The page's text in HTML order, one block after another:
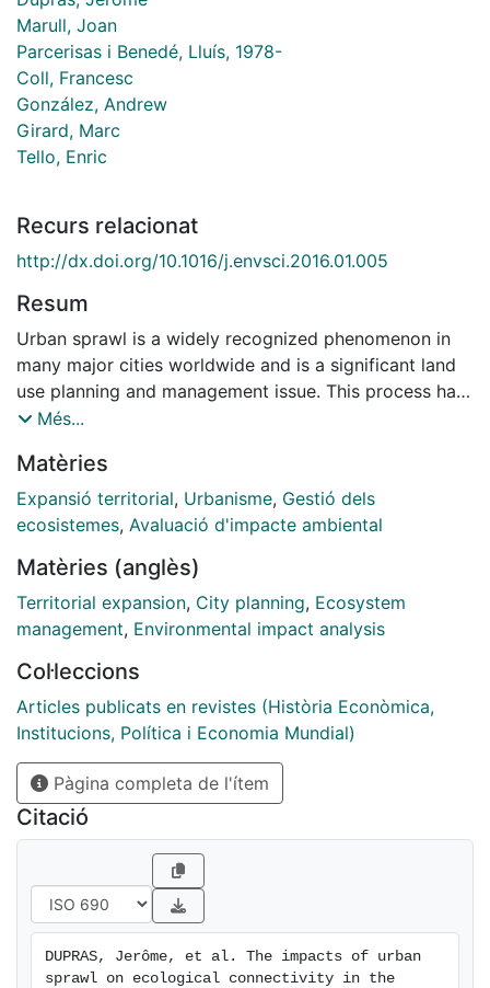
Marull, Joan
Parcerisas i Benedé, Lluís, 1978-
Coll, Francesc
González, Andrew
Girard, Marc
Tello, Enric
Recurs relacionat
http://dx.doi.org/10.1016/j.envsci.2016.01.005
Resum
Urban sprawl is a widely recognized phenomenon in
many major cities worldwide and is a significant land
use planning and management issue. This process has
many impacts on the ecological function and structure
of urban sprawl on the ecological patterns and
processes in the Montreal Metropolitan Region (MMR)
between 1966 and 2010.
Més...
Matèries
Expansió territorial, Urbanisme, Gestió dels
ecosistemes, Avaluació d'impacte ambiental
Matèries (anglès)
Territorial expansion, City planning, Ecosystem
management, Environmental impact analysis
Col·leccions
Articles publicats en revistes (Història Econòmica,
Institucions, Política i Economia Mundial)
Pàgina completa de l'ítem
Citació
DUPRAS, Jerôme, et al. The impacts of urban
sprawl on ecological connectivity in the